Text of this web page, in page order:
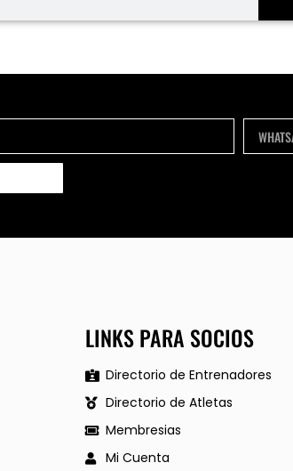
LINKS PARA SOCIOS
Directorio de Entrenadores
Directorio de Atletas
Membresias
Mi Cuenta